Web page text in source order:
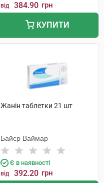
від 384.90 грн
КУПИТИ
Жанін таблетки 21 шт
Байєр Ваймар
Є в наявності
від 392.20 грн